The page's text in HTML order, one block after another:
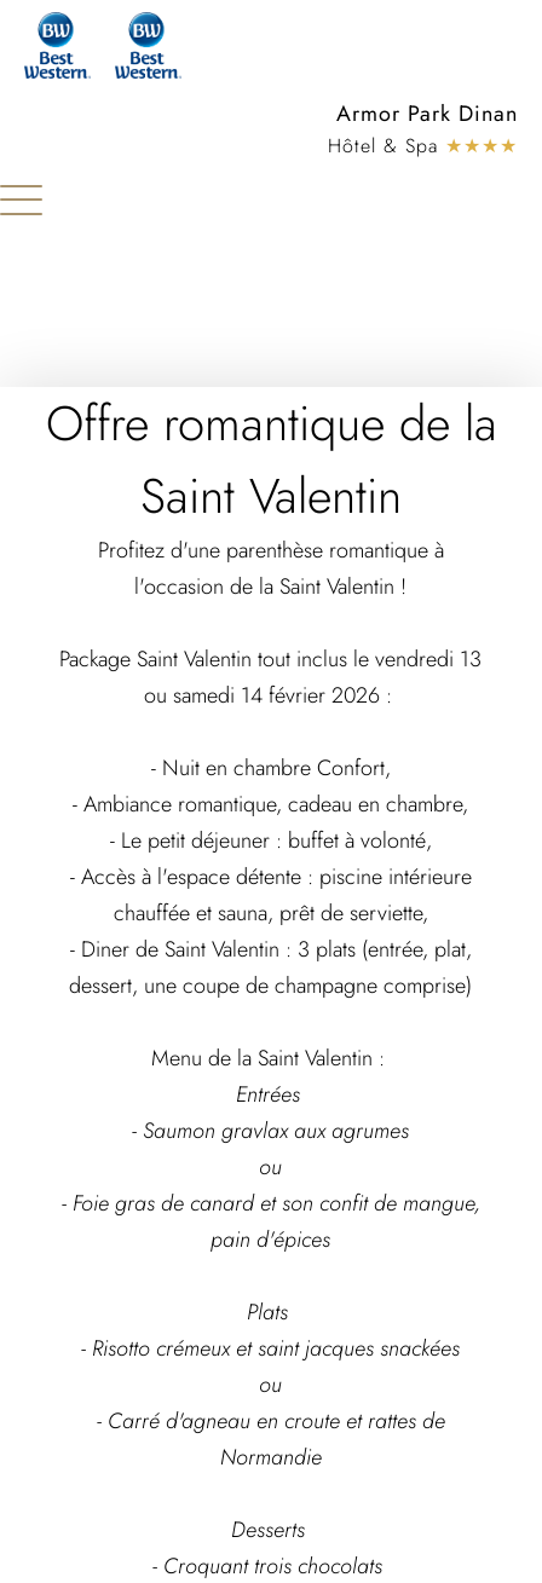
Armor Park Dinan
Hôtel & Spa ★★★★
Offre romantique de la
Saint Valentin
Profitez d'une parenthèse romantique à
l'occasion de la Saint Valentin !
Package Saint Valentin tout inclus le vendredi 13
ou samedi 14 février 2026 :
- Nuit en chambre Confort,
- Ambiance romantique, cadeau en chambre,
- Le petit déjeuner : buffet à volonté,
- Accès à l'espace détente : piscine intérieure
chauffée et sauna, prêt de serviette,
- Diner de Saint Valentin : 3 plats (entrée, plat,
dessert, une coupe de champagne comprise)
Menu de la Saint Valentin :
Entrées
- Saumon gravlax aux agrumes
ou
- Foie gras de canard et son confit de mangue,
pain d'épices
Plats
- Risotto crémeux et saint jacques snackées
ou
- Carré d'agneau en croute et rattes de
Normandie
Desserts
- Croquant trois chocolats
Panneau de gestion des cookies